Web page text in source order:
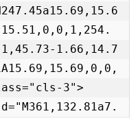
1.66,14.7
3">